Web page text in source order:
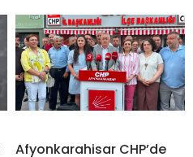
Afyonkarahisar CHP’de